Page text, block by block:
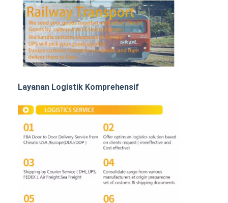
Kapal ke Amazon
Pengangkutan Truk
Layanan gudang
Layanan Logistik Komprehensif